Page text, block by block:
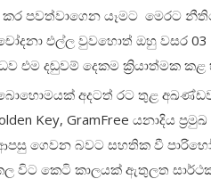
පවත්වාගෙන යෑමට මෙරට
එල්ල වුවහොත් ඔහු වසර
දඬුවම් දෙකම ක්‍රියාත්මක කළ
අදටත් රට තුළ අඛණ්ඩව
Key, GramFree යනාදිය
ආපසු ගෙවන බවට සහතික වී
විට කෙටි කාලයක් ඇතුලත